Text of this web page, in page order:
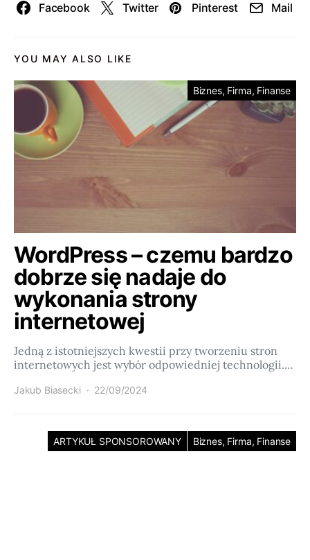
Facebook Twitter Pinterest Mail
YOU MAY ALSO LIKE
Biznes, Firma, Finanse
WordPress – czemu bardzo
dobrze się nadaje do
wykonania strony
internetowej
Jedną z istotniejszych kwestii przy tworzeniu stron
internetowych jest wybór odpowiedniej technologii.…
Jakub Biasecki 22/09/2024
ARTYKUŁ SPONSOROWANY Biznes, Firma, Finanse